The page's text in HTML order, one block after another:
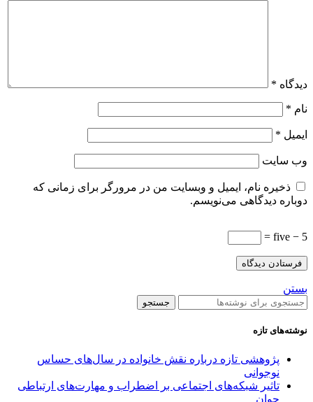
دیدگاه *
نام *
ایمیل *
وب‌ سایت
ذخیره نام، ایمیل و وبسایت من در مرورگر برای زمانی که
دوباره دیدگاهی می‌نویسم.
five − 5 =
بستن
جستجو
نوشته‌های تازه
پژوهشی تازه درباره نقش خانواده در سال‌های حساس
نوجوانی
تاثیر شبکه‌های اجتماعی بر اضطراب و مهارت‌های ارتباطی
جوان